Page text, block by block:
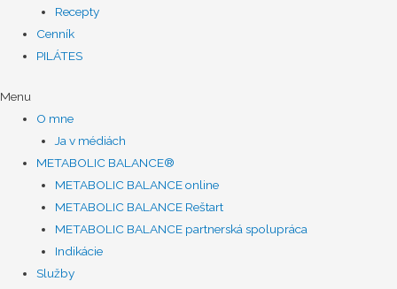
Recepty
Cenník
PILÁTES
Menu
O mne
Ja v médiách
METABOLIC BALANCE®
METABOLIC BALANCE online
METABOLIC BALANCE Reštart
METABOLIC BALANCE partnerská spolupráca
Indikácie
Služby